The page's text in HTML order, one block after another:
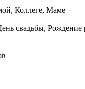
Коллеге, Маме
свадьбы, Рождение